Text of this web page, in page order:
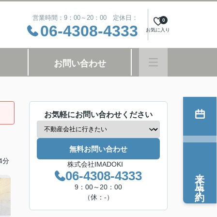
営業時間：9：00～20：00 定休日：
06-4308-4333 お気に入り
0
お問い合わせ
分
お気軽にお問い合わせください
無料お問い合わせ
株式会社IMADOKI
06-4308-4333
9：00～20：00
（休：-）
来店予約